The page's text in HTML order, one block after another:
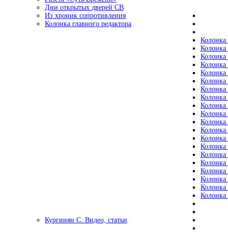
Дни открытых дверей СВ
Из хроник сопротивления
Колонка главного редактора
Колонка
Колонка
Колонка
Колонка
Колонка
Колонка
Колонка
Колонка
Колонка
Колонка
Колонка
Колонка
Колонка
Колонка
Колонка
Колонка
Колонка
Колонка
Колонка
Колонка
Кургинян С. Видео, статьи